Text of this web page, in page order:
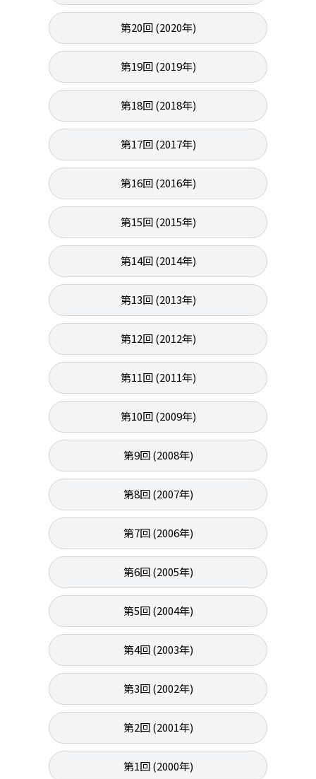
第20回 (2020年)
第19回 (2019年)
第18回 (2018年)
第17回 (2017年)
第16回 (2016年)
第15回 (2015年)
第14回 (2014年)
第13回 (2013年)
第12回 (2012年)
第11回 (2011年)
第10回 (2009年)
第9回 (2008年)
第8回 (2007年)
第7回 (2006年)
第6回 (2005年)
第5回 (2004年)
第4回 (2003年)
第3回 (2002年)
第2回 (2001年)
第1回 (2000年)